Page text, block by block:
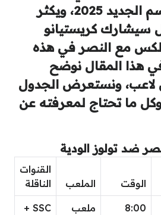
استعدادات الموسم الجديد 2025، ويكثر
سيشارك كريستيانو
مع النصر في هذه
هذا المقال نوضح
لاعب، ونستعرض الجدول
وكل ما تحتاج لمعرفته عن
ضد تولوز الودية
الوقت الملعب
القنوات
الناقلة
8:00
ملعب
SSC +